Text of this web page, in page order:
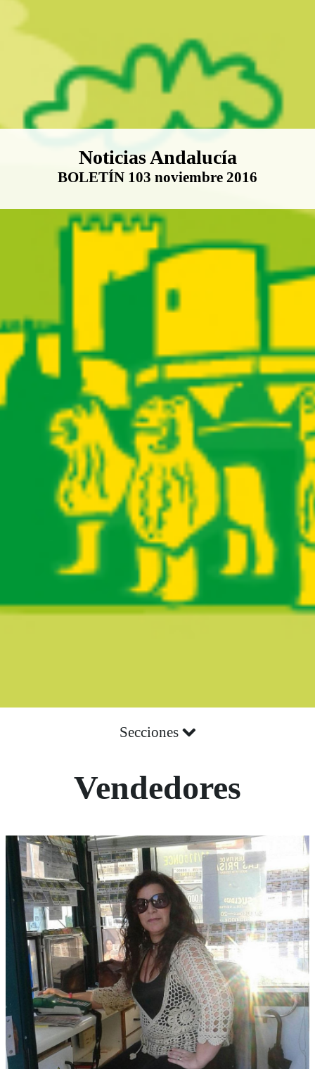
Boletín Noticias Andalucía
Noticias Andalucía
BOLETÍN 103 noviembre 2016
Secciones
Vendedores